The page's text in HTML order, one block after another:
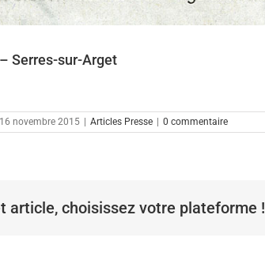
Serres-sur-Arget
16 novembre 2015 | Articles Presse | 0 commentaire
article, choisissez votre plateforme !